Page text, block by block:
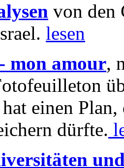
von den
lesen
mon amour,
einen Plan,
dürfte.